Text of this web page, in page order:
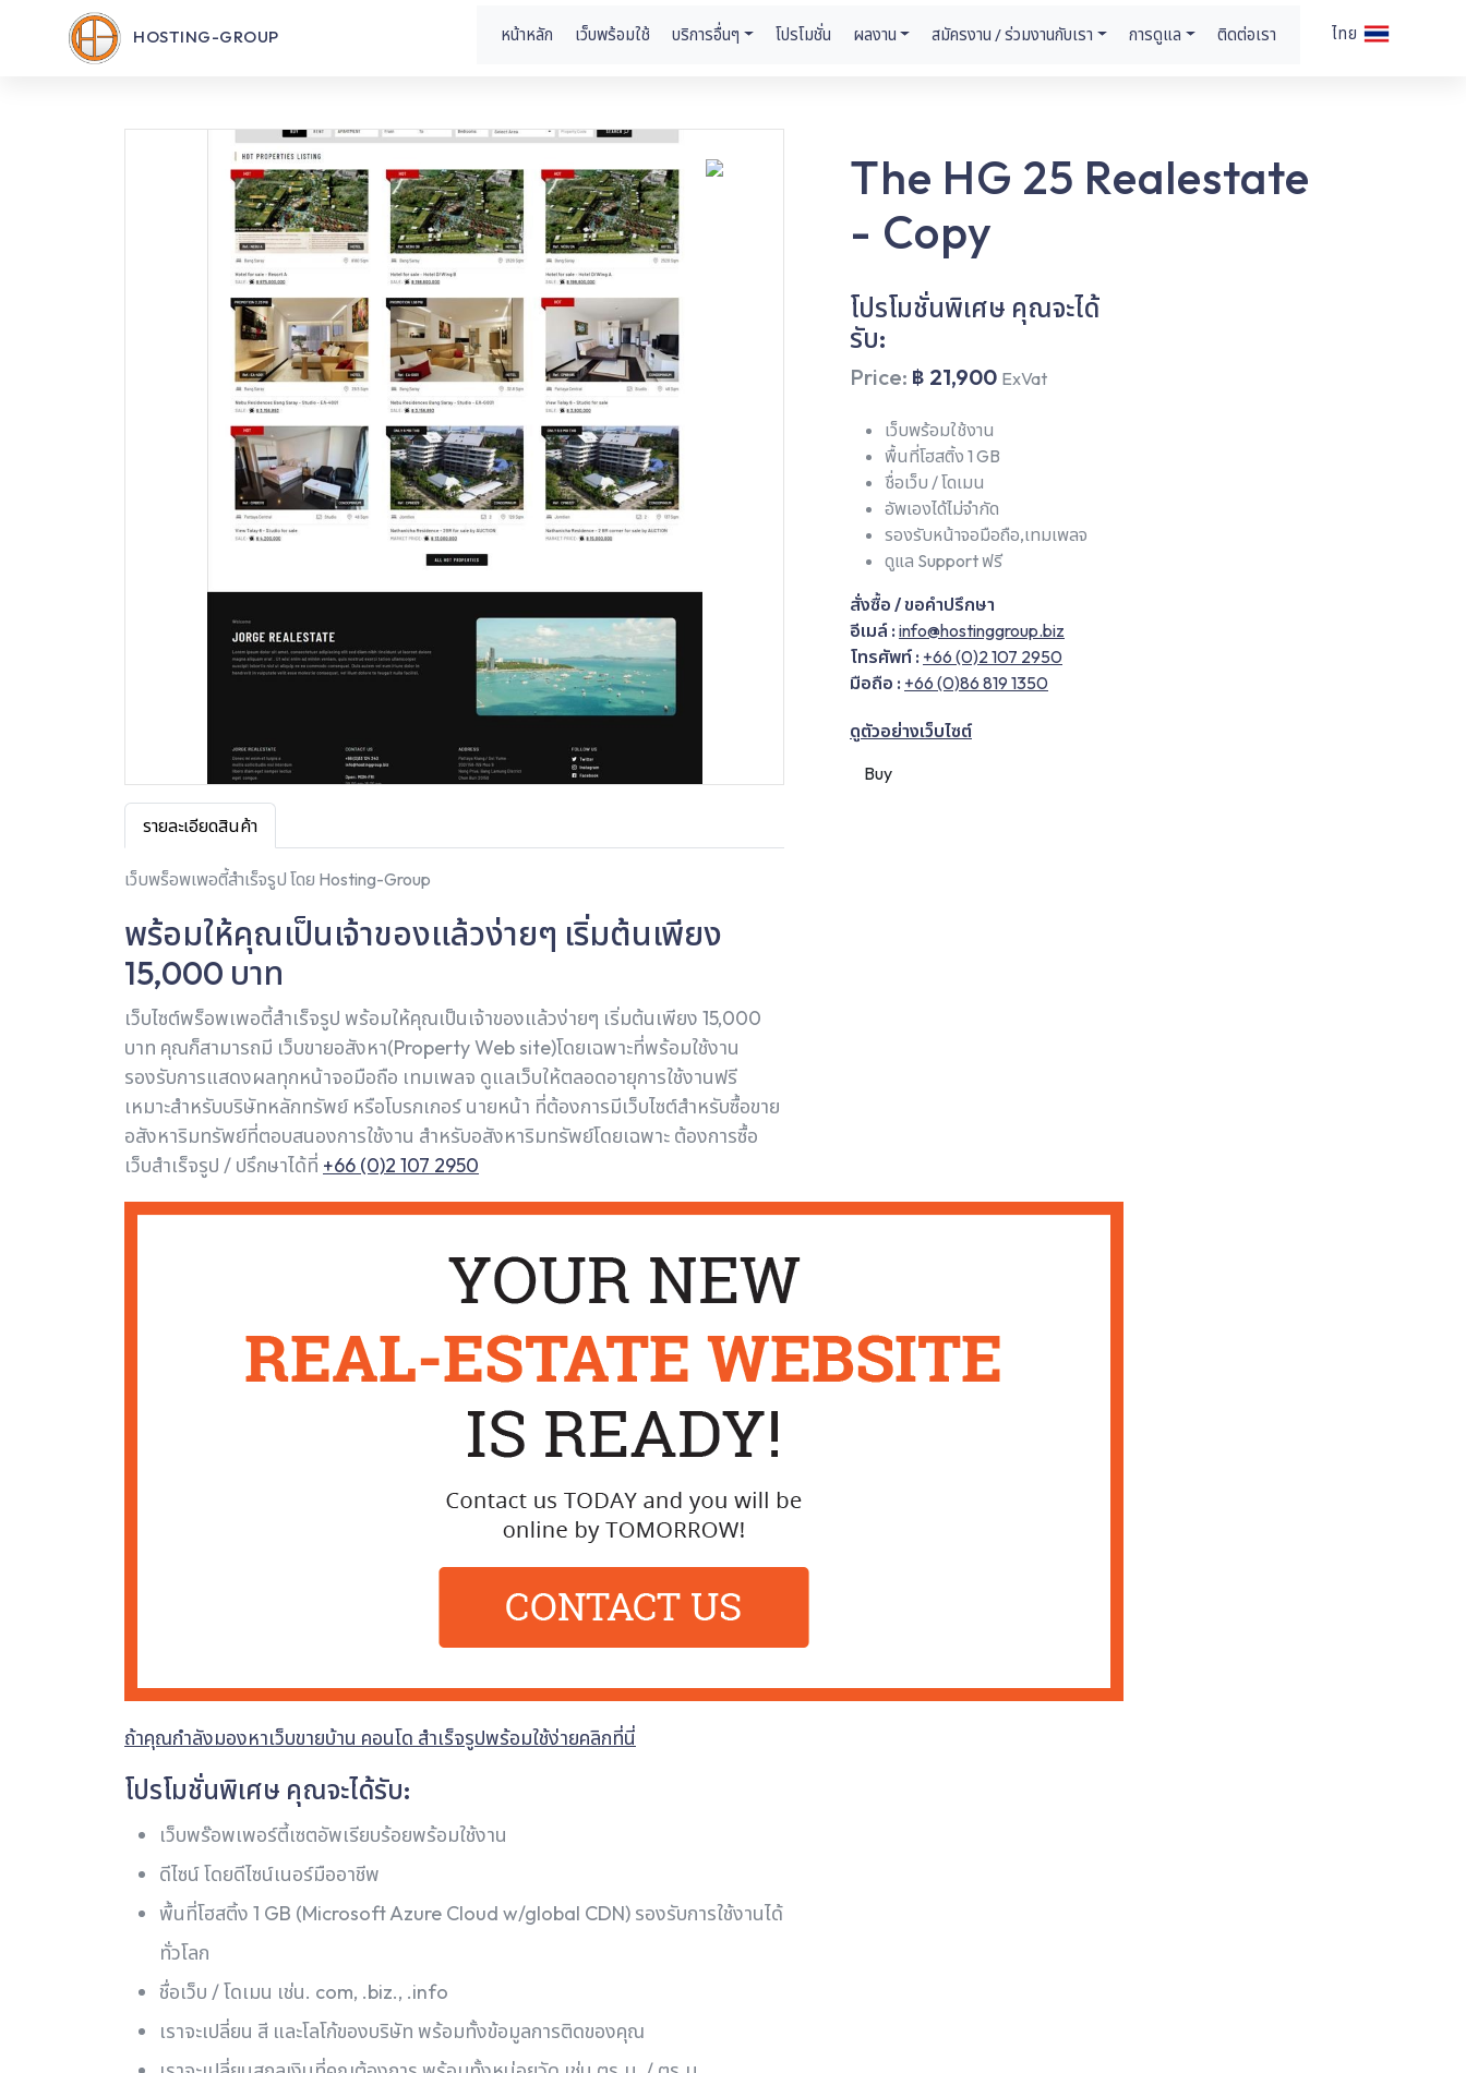
HOSTING-GROUP หน้าหลัก เว็บพร้อมใช้ บริการอื่นๆ โปรโมชั่น ผลงาน สมัครงาน / ร่วมงานกับเรา การดูแล ติดต่อเรา ไทย
รายละเอียดสินค้า
เว็บพร็อพเพอตี้สำเร็จรูป โดย Hosting-Group
พร้อมให้คุณเป็นเจ้าของแล้วง่ายๆ เริ่มต้นเพียง
15,000 บาท
เว็บไซต์พร็อพเพอตี้สำเร็จรูป พร้อมให้คุณเป็นเจ้าของแล้วง่ายๆ เริ่มต้นเพียง 15,000
บาท คุณก็สามารถมี เว็บขายอสังหา(Property Web site)โดยเฉพาะที่พร้อมใช้งาน
รองรับการแสดงผลทุกหน้าจอมือถือ เทมเพลจ ดูแลเว็บให้ตลอดอายุการใช้งานฟรี
เหมาะสำหรับบริษัทหลักทรัพย์ หรือโบรกเกอร์ นายหน้า ที่ต้องการมีเว็บไซต์สำหรับซื้อขาย
อสังหาริมทรัพย์ที่ตอบสนองการใช้งาน สำหรับอสังหาริมทรัพย์โดยเฉพาะ ต้องการซื้อ
เว็บสำเร็จรูป / ปรึกษาได้ที่ +66 (0)2 107 2950
ถ้าคุณกำลังมองหาเว็บขายบ้าน คอนโด สำเร็จรูปพร้อมใช้ง่ายคลิกที่นี่
โปรโมชั่นพิเศษ คุณจะได้รับ:
เว็บพร๊อพเพอร์ตี้เซตอัพเรียบร้อยพร้อมใช้งาน
ดีไซน์ โดยดีไซน์เนอร์มืออาชีพ
พื้นที่โฮสติ้ง 1 GB (Microsoft Azure Cloud w/global CDN) รองรับการใช้งานได้
ทั่วโลก
ชื่อเว็บ / โดเมน เช่น. com, .biz., .info
เราจะเปลี่ยน สี และโลโก้ของบริษัท พร้อมทั้งข้อมูลการติดของคุณ
The HG 25 Realestate
- Copy
โปรโมชั่นพิเศษ คุณจะได้
รับ:
Price: ฿ 21,900 ExVat
เว็บพร้อมใช้งาน
พื้นที่โฮสติ้ง 1 GB
ชื่อเว็บ / โดเมน
อัพเองได้ไม่จำกัด
รองรับหน้าจอมือถือ,เทมเพลจ
ดูแล Support ฟรี
สั่งซื้อ / ขอคำปรึกษา
อีเมล์ : info@hostinggroup.biz
โทรศัพท์ : +66 (0)2 107 2950
มือถือ : +66 (0)86 819 1350
ดูตัวอย่างเว็บไซต์
Buy